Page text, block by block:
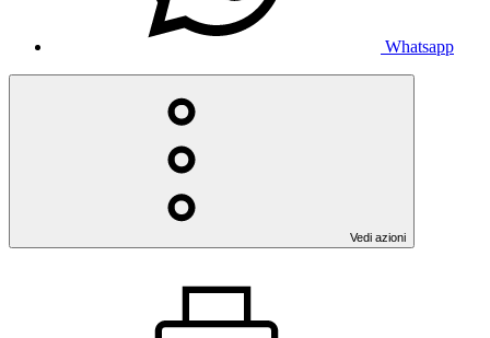
Whatsapp
Vedi azioni